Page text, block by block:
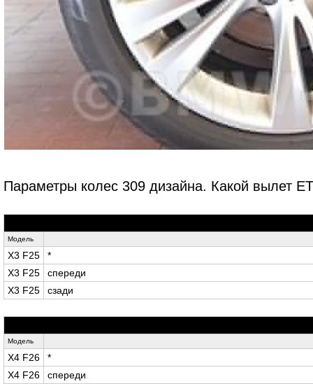
Параметры колес 309 дизайна. Какой вылет
Модель
X3 F25
*
X3 F25
спереди
X3 F25
сзади
Модель
X4 F26
*
X4 F26
спереди